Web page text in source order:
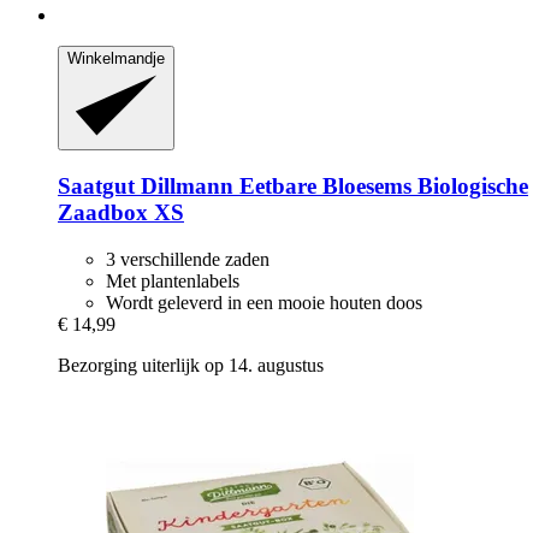
Winkelmandje
Saatgut Dillmann Eetbare Bloesems Biologische
Zaadbox XS
3 verschillende zaden
Met plantenlabels
Wordt geleverd in een mooie houten doos
€ 14,99
Bezorging uiterlijk op 14. augustus